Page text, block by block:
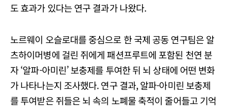
도 효과가 있다는 연구 결과가 나왔다.
노르웨이 오슬로대를 중심으로 한 국제 공동 연구팀은 알
츠하이머병에 걸린 쥐에게 패션프루트에 포함된 천연 분
자 ‘알파-아미린’ 보충제를 투여한 뒤 뇌 상태에 어떤 변화
가 나타나는지 조사했다. 연구 결과, 알파-아미린 보충제
를 투여받은 쥐들은 뇌 속의 노폐물 축적이 줄어들고 기억